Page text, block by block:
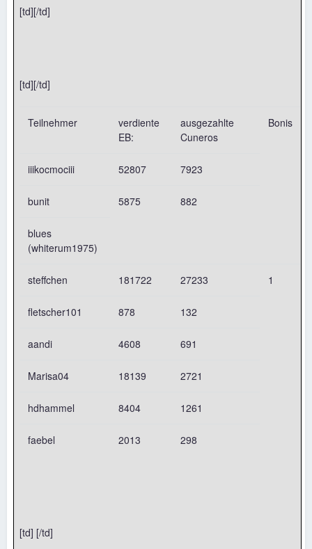
[td][/td]
[td][/td]
Teilnehmer
verdiente
EB:
ausgezahlte
Cuneros
Bonis
iiikocmociii 52807 7923
bunit 5875 882
blues
(whiterum1975)
steffchen 181722 27233 1
fletscher101 878 132
aandi 4608 691
Marisa04 18139 2721
hdhammel 8404 1261
faebel 2013 298
[td] [/td]